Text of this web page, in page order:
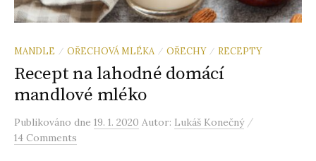
MANDLE / OŘECHOVÁ MLÉKA / OŘECHY / RECEPTY
Recept na lahodné domácí
mandlové mléko
Publikováno dne 19. 1. 2020 Autor: Lukáš Konečný /
14 Comments